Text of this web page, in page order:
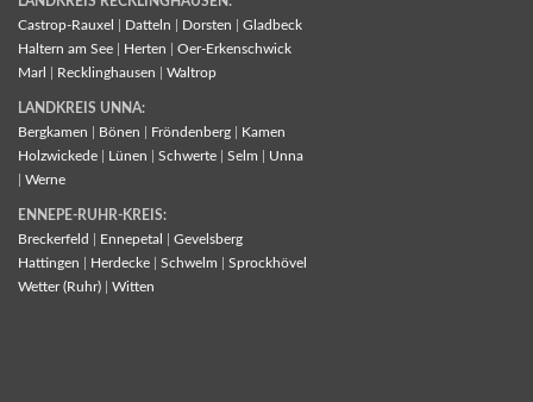
Castrop-Rauxel
Datteln Dorsten
Gladbeck
Haltern am See
Herten
Oer-Erkenschwick
Marl
Recklinghausen Waltrop
LANDKREIS UNNA:
Bergkamen
Bönen Fröndenberg
Kamen
Holzwickede
Lünen Schwerte Selm
Unna
Werne
ENNEPE-RUHR-KREIS:
Breckerfeld
Ennepetal
Gevelsberg
Hattingen
Herdecke Schwelm
Sprockhövel
Wetter (Ruhr)
Witten